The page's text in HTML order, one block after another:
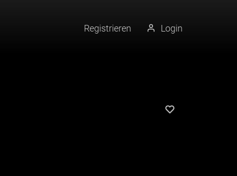
Registrieren Login
Künstler